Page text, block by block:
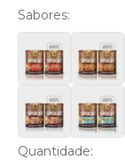
Sabores:
Quantidade: